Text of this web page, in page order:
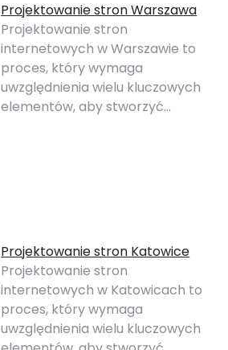
Projektowanie stron Warszawa
Projektowanie stron
internetowych w Warszawie to
proces, który wymaga
uwzględnienia wielu kluczowych
elementów, aby stworzyć…
Projektowanie stron Katowice
Projektowanie stron
internetowych w Katowicach to
proces, który wymaga
uwzględnienia wielu kluczowych